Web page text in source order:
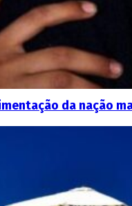
da nação